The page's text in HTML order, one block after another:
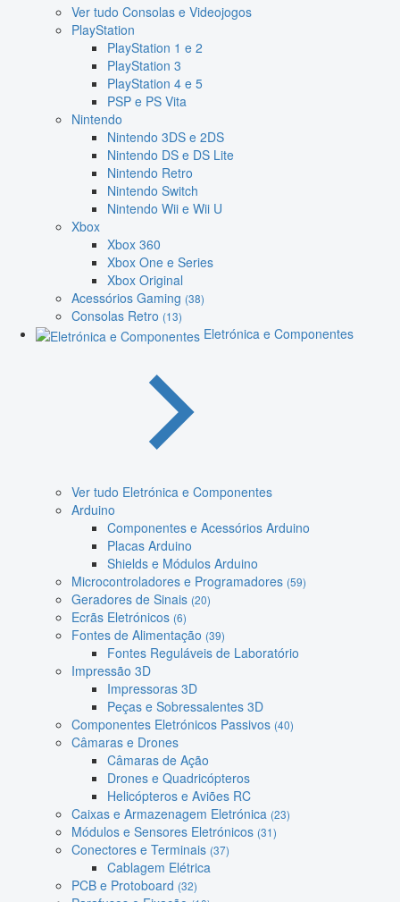
Ver tudo Consolas e Videojogos
PlayStation
PlayStation 1 e 2
PlayStation 3
PlayStation 4 e 5
PSP e PS Vita
Nintendo
Nintendo 3DS e 2DS
Nintendo DS e DS Lite
Nintendo Retro
Nintendo Switch
Nintendo Wii e Wii U
Xbox
Xbox 360
Xbox One e Series
Xbox Original
Acessórios Gaming (38)
Consolas Retro (13)
Eletrónica e Componentes
Ver tudo Eletrónica e Componentes
Arduino
Componentes e Acessórios Arduino
Placas Arduino
Shields e Módulos Arduino
Microcontroladores e Programadores (59)
Geradores de Sinais (20)
Ecrãs Eletrónicos (6)
Fontes de Alimentação (39)
Fontes Reguláveis de Laboratório
Impressão 3D
Impressoras 3D
Peças e Sobressalentes 3D
Componentes Eletrónicos Passivos (40)
Câmaras e Drones
Câmaras de Ação
Drones e Quadricópteros
Helicópteros e Aviões RC
Caixas e Armazenagem Eletrónica (23)
Módulos e Sensores Eletrónicos (31)
Conectores e Terminais (37)
Cablagem Elétrica
PCB e Protoboard (32)